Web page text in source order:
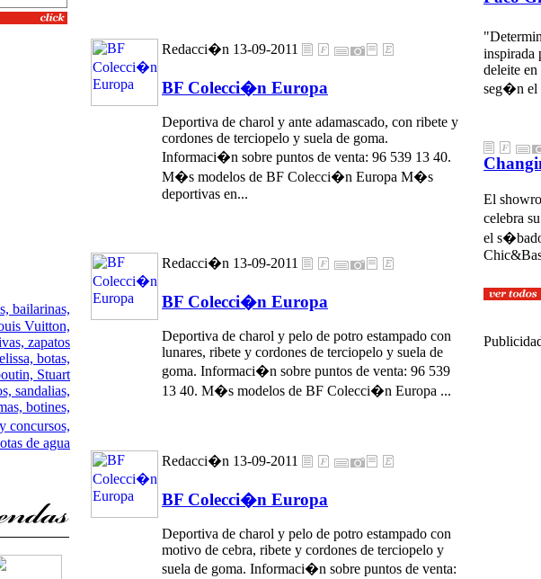
bailarinas,
Vuitton,
zapatos
botas,
Stuart
sandalias,
botines,
concursos,
de agua
inspirada
deleite
seg�n el
El
celebra
el
Redacci�n 13-09-2011
BF Colecci�n Europa
Deportiva de charol y ante adamascado, con ribete y
cordones de terciopelo y suela de goma.
Informaci�n sobre puntos de venta: 96 539 13 40.
M�s modelos de BF Colecci�n Europa M�s
deportivas en...
Redacci�n 13-09-2011
BF Colecci�n Europa
Deportiva de charol y pelo de potro estampado con
lunares, ribete y cordones de terciopelo y suela de
goma. Informaci�n sobre puntos de venta: 96 539
13 40. M�s modelos de BF Colecci�n Europa ...
Redacci�n 13-09-2011
BF Colecci�n Europa
Deportiva de charol y pelo de potro estampado con
motivo de cebra, ribete y cordones de terciopelo y
suela de goma. Informaci�n sobre puntos de venta: